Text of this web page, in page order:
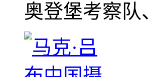
奥登堡考察队